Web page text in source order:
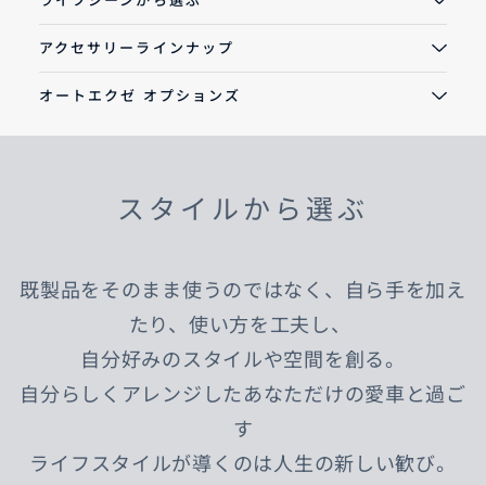
アクセサリーラインナップ
オートエクゼ オプションズ
スタイルから選ぶ
既製品をそのまま使うのではなく、自ら手を加え
たり、使い方を工夫し、
自分好みのスタイルや空間を創る。
自分らしくアレンジしたあなただけの愛車と過ご
す
ライフスタイルが導くのは人生の新しい歓び。